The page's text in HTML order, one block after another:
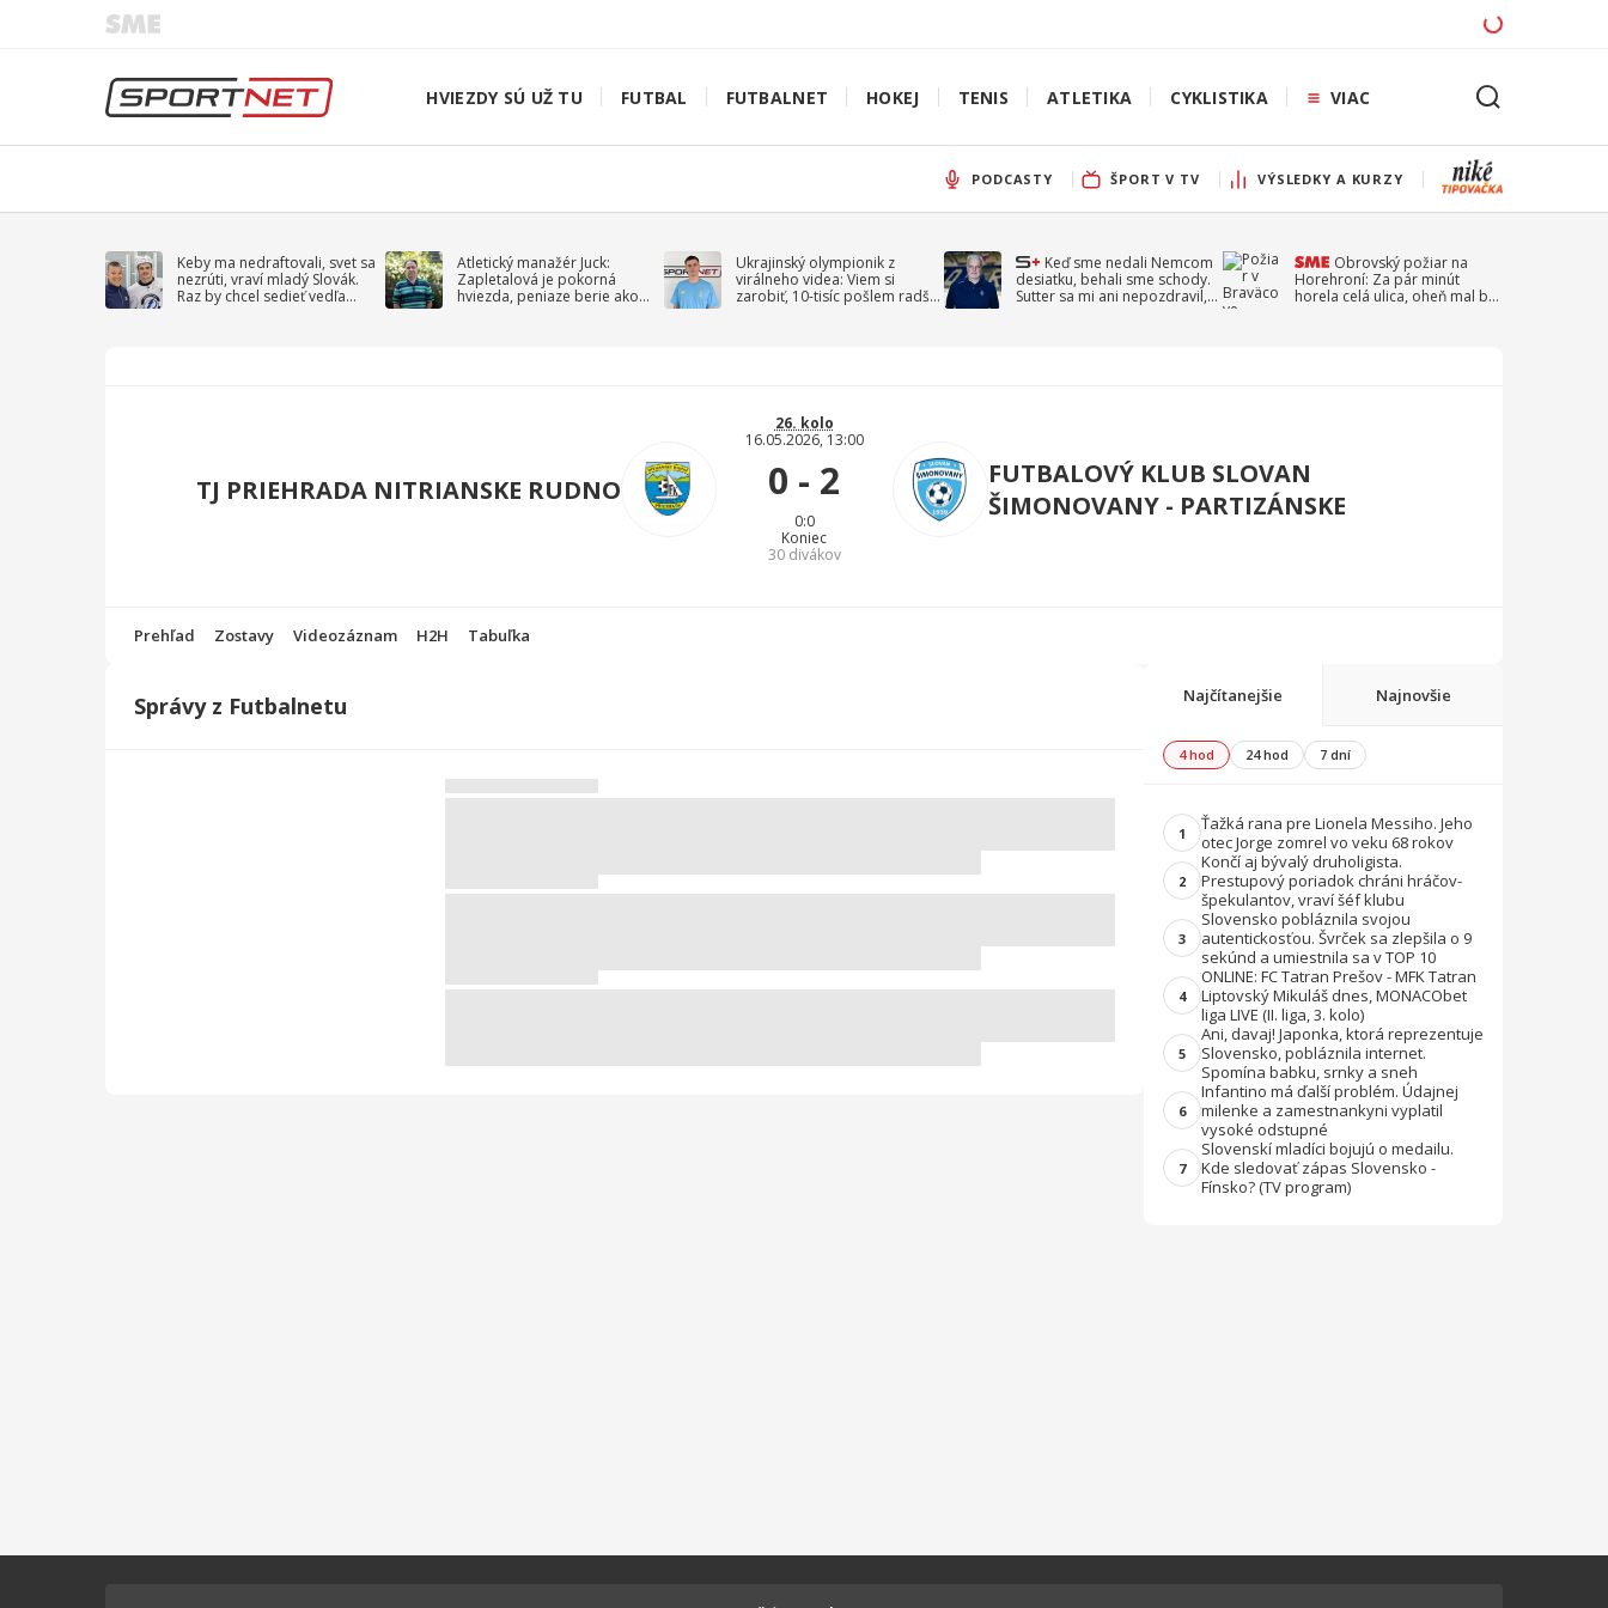
HVIEZDY SÚ UŽ TU FUTBAL FUTBALNET HOKEJ TENIS ATLETIKA CYKLISTIKA VIAC
PODCASTY ŠPORT V TV VÝSLEDKY A KURZY
Keby ma nedraftovali, svet sa
nezrúti, vraví mladý Slovák.
Raz by chcel sedieť vedľa
Atletický manažér Juck:
Zapletalová je pokorná
hviezda, peniaze berie ako
Ukrajinský olympionik z
virálneho videa: Viem si
zarobiť, 10-tisíc pošlem radšej
Keď sme nedali Nemcom
desiatku, behali sme schody.
Sutter sa mi ani nepozdravil,
Obrovský požiar na
Horehroní: Za pár minút
horela celá ulica, oheň mal byť
TJ PRIEHRADA NITRIANSKE RUDNO
26. kolo
16.05.2026, 13:00
0 - 2
0:0
Koniec
30divákov
FUTBALOVÝ KLUB SLOVAN
ŠIMONOVANY - PARTIZÁNSKE
Prehľad Zostavy Videozáznam H2H Tabuľka
Správy z Futbalnetu Najčítanejšie Najnovšie
4 hod 24 hod 7 dní
1
Ťažká rana pre Lionela Messiho. Jeho
otec Jorge zomrel vo veku 68 rokov
2
Končí aj bývalý druholigista.
Prestupový poriadok chráni hráčov-
špekulantov, vraví šéf klubu
3
Slovensko pobláznila svojou
autentickosťou. Švrček sa zlepšila o 9
sekúnd a umiestnila sa v TOP 10
4
ONLINE: FC Tatran Prešov - MFK Tatran
Liptovský Mikuláš dnes, MONACObet
liga LIVE (II. liga, 3. kolo)
5
Ani, davaj! Japonka, ktorá reprezentuje
Slovensko, pobláznila internet.
Spomína babku, srnky a sneh
6
Infantino má ďalší problém. Údajnej
milenke a zamestnankyni vyplatil
vysoké odstupné
7
Slovenskí mladíci bojujú o medailu.
Kde sledovať zápas Slovensko -
Fínsko? (TV program)